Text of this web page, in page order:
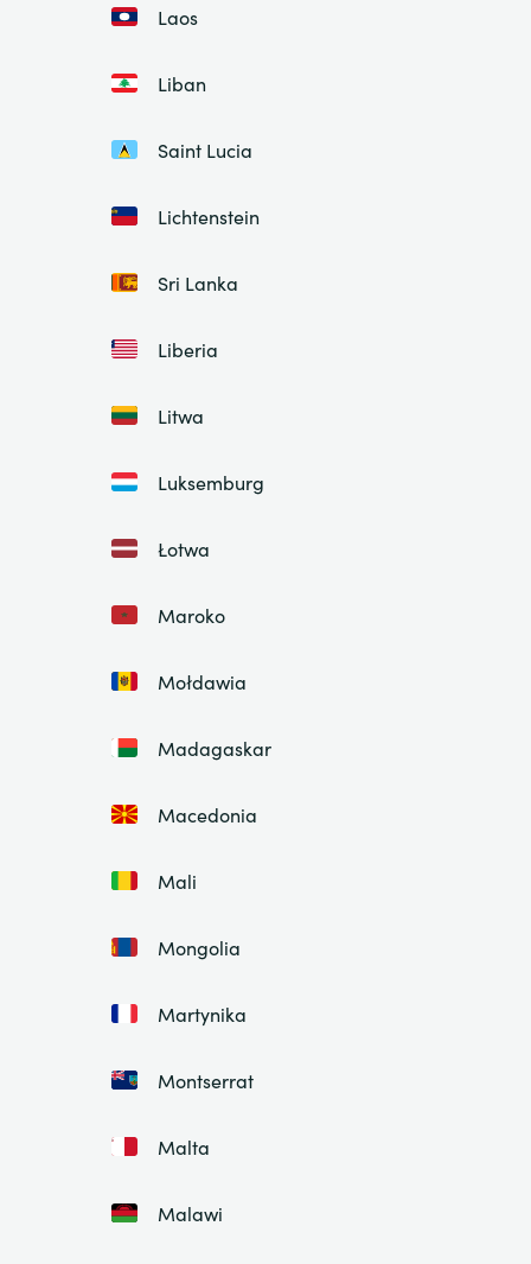
Laos
Liban
Saint Lucia
Lichtenstein
Sri Lanka
Liberia
Litwa
Luksemburg
Łotwa
Maroko
Mołdawia
Madagaskar
Macedonia
Mali
Mongolia
Martynika
Montserrat
Malta
Malawi